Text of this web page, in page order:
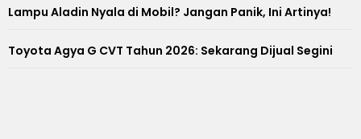
Lampu Aladin Nyala di Mobil? Jangan Panik, Ini Artinya!
Toyota Agya G CVT Tahun 2026: Sekarang Dijual Segini